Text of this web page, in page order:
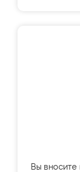
Вы вносите